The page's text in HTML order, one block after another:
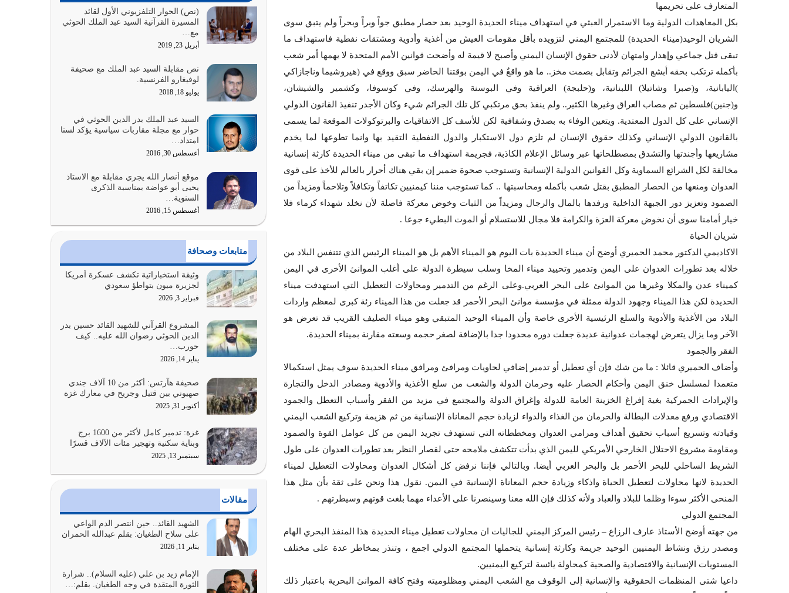
المتعارف على تحريمها
بكل المعاهدات الدولية وما الاستمرار العبثي في استهداف ميناء الحديدة الوحيد بعد حصار مطبق جواً وبراً وبحراً ولم يتبق سوى
الشريان الوحيد(ميناء الحديدة) للمجتمع اليمني لتزويده بأقل مقومات العيش من أغذية وأدوية ومشتقات نفطية فاستهداف ما
تبقى قتل جماعي وإهدار وامتهان لأدنى حقوق الإنسان اليمني وأصبح لا قيمة له وأضحت قوانين الأمم المتحدة لا يهمها أمر شعب
بأكمله ترتكب بحقه أبشع الجرائم وتقابل بصمت مخز.. ما هو واقعٌ في اليمن بوقتنا الحاضر سبق ووقع في (هيروشيما وناجازاكي
)اليابانية، و(صبرا وشاتيلا) اللبنانية، و(حلبجة) العراقية وفي البوسنة والهرسك، وفي كوسوفا، وكشمير والشيشان،
و(جنين)فلسطين ثم مصاب العراق وغيرها الكثير.. ولم ينفذ بحق مرتكبي كل تلك الجرائم شيء وكان الأجدر تنفيذ القانون الدولي
الإنساني على كل الدول المعتدية. ويتعين الوفاء به بصدق وشفافية لكن للأسف كل الاتفاقيات والبرتوكولات الموقعة لما يسمى
بالقانون الدولي الإنساني وكذلك حقوق الإنسان لم تلزم دول الاستكبار والدول النفطية التقيد بها وانما تطوعها لما يخدم
مشاريعها وأجندتها والتشدق بمصطلحاتها عبر وسائل الإعلام الكاذبة، فجريمة استهداف ما تبقى من ميناء الحديدة كارثة إنسانية
مخالفة لكل الشرائع السماوية وكل القوانين الدولية الإنسانية وتستوجب صحوة ضمير إن بقي هناك أحرار بالعالم للأخذ على قوى
العدوان ومنعها من الحصار المطبق بقتل شعب بأكمله ومحاسبتها .. كما تستوجب مننا كيمنيين تكاتفاً وتكافلاً وتلاحماً ومزيداً من
الصمود وتعزيز دور الجبهة الداخلية ورفدها بالمال والرجال ومزيداً من الثبات وخوض معركة فاصلة لأن نخلد شهداء كرماء فلا
خيار أمامنا سوى أن نخوض معركة العزة والكرامة فلا مجال للاستسلام أو الموت البطيء جوعا .
شريان الحياة
الاكاديمي الدكتور محمد الحميري أوضح أن ميناء الحديدة بات اليوم هو الميناء الأهم بل هو الميناء الرئيس الذي تتنفس البلاد من
خلاله بعد تطورات العدوان على اليمن وتدمير وتحييد ميناء المخا وسلب سيطرة الدولة على أغلب الموانئ الأخرى في اليمن
كميناء عدن والمكلا وغيرها من الموانئ على البحر العربي.وعلى الرغم من التدمير ومحاولات التعطيل التي استهدفت ميناء
الحديدة لكن هذا الميناء وجهود الدولة ممثلة في مؤسسة موانئ البحر الأحمر قد جعلت من هذا الميناء رئة كبرى لمعظم واردات
البلاد من الأغذية والأدوية والسلع الرئيسية الأخرى خاصة وأن الميناء الوحيد المتبقي وهو ميناء الصليف القريب قد تعرض هو
الآخر وما يزال يتعرض لهجمات عدوانية عديدة جعلت دوره محدودا جدا بالإضافة لصغر حجمه وسعته مقارنة بميناء الحديدة.
الفقر والجمود
وأضاف الحميري قائلا : ما من شك فإن أي تعطيل أو تدمير إضافي لحاويات ومرافئ ومرافق ميناء الحديدة سوف يمثل استكمالا
متعمدا لمسلسل خنق اليمن وأحكام الحصار عليه وحرمان الدولة والشعب من سلع الأغذية والأدوية ومصادر الدخل والتجارة
والإيرادات الجمركية بغية إفراغ الخزينة العامة للدولة وإغراق الدولة والمجتمع في مزيد من الفقر وأسباب التعطل والجمود
الاقتصادي ورفع معدلات البطالة والحرمان من الغذاء والدواء لزيادة حجم المعاناة الإنسانية من ثم هزيمة وتركيع الشعب اليمني
وقيادته وتسريع أسباب تحقيق أهداف ومرامي العدوان ومخططاته التي تستهدف تجريد اليمن من كل عوامل القوة والصمود
ومقاومة مشروع الاحتلال الخارجي الأمريكي لليمن الذي بدأت تتكشف ملامحه حتى لقصار النظر بعد تطورات العدوان على طول
الشريط الساحلي للبحر الأحمر بل والبحر العربي أيضا. وبالتالي فإننا نرفض كل أشكال العدوان ومحاولات التعطيل لميناء
الحديدة لانها محاولات لتعطيل الحياة واذكاء وزيادة حجم المعاناة الإنسانية في اليمن. نقول هذا ونحن على ثقة بأن مثل هذا
المنحى الأكثر سوءا وظلما للبلاد والعباد ولأنه كذلك فإن الله معنا وسينصرنا على الأعداء مهما بلغت قوتهم وسيطرتهم .
المجتمع الدولي
من جهته أوضح الأستاذ عارف الرزاع – رئيس المركز اليمني للجاليات ان محاولات تعطيل ميناء الحديدة هذا المنفذ البحري الهام
ومصدر رزق ونشاط اليمنيين الوحيد جريمة وكارثة إنسانية يتحملها المجتمع الدولي اجمع ، وتنذر بمخاطر عدة على مختلف
المستويات الإنسانية والاقتصادية والصحية كمحاولة يائسة لتركيع اليمنيين.
داعيا شتى المنظمات الحقوقية والإنسانية إلى الوقوف مع الشعب اليمني ومظلوميته وفتح كافة الموانئ البحرية باعتبار ذلك
السبب الرئيسي لشقاء الأمة الابتعاد عن كتاب الله
والتعدي لحدود الله بالإضافات للدين
أغسطس 1, 2026
أبرز أسباب الشقاء هو الإعراض عن ذكر الله وعن هدى
الله المتمثل في القرآن الكريم
يوليو 31, 2026
أولياء الشيطان كلما كانوا أكثر ولاءً وطاعة للشيطان
كلما كانوا أكثر ضعفاً
يوليو 30, 2026
والرزق والاستبشار والنجاة والخلود في…
يوليو 29, 2026
هل نحن من الصالحين؟ قيِّم نفسك هنا اترك القرآن
على أصله وأعرض نفسك، وأعرض ما لديك على…
يوليو 27, 2026
عندما يكون عدوك هو عدو الله معناه أن تكون نقاط
الضعف فيه كثيرة وسينصرك الله عليه إذا…
يوليو 26, 2026
أراد الله لهذه الأمة ان تكون خير امة أخرجت للناس
بالنهوض بالأمر بالمعروف والنهي عن…
يوليو 25, 2026
الدين الذي شرعه الله لا يجوز أن يخضع لآرائنا وأهوائنا
واجتهاداتنا لأننا سنختلف ونتفرق
يوليو 24, 2026
يجب أن نعود جميعاً الى القرآن وعندنا أخطاء جميعاً
لنعتصم بحبل الله جميعاً وليس كل…
يوليو 22, 2026
المُلك كله لله تعالى يؤتيه من يشاء وينزعه ممن يشاء
(نص) الحوار التلفزيوني الأول لقائد
المسيرة القرآنية السيد عبد الملك الحوثي
مع…
أبريل 23, 2019
نص مقابلة السيد عبد الملك مع صحيفة
لوفيغارو الفرنسية.
يوليو 18, 2018
السيد عبد الملك بدر الدين الحوثي في
حوار مع مجلة مقاربات سياسية يؤكد لسنا
امتداد…
أغسطس 30, 2016
موقع أنصار الله يجري مقابلة مع الاستاذ
يحيى أبو عواضة بمناسبة الذكرى
السنوية…
أغسطس 15, 2016
متابعات وصحافة
وثيقة استخباراتية تكشف عسكرة أمريكا
لجزيرة ميون بتواطؤ سعودي
فبراير 3, 2026
المشروع القرآني للشهيد القائد حسين بدر
الدين الحوثي رضوان الله عليه.. كيف
حورب…
يناير 14, 2026
صحيفة هآرتس: أكثر من 10 آلاف جندي
صهيوني بين قتيل وجريح في معارك غزة
أكتوبر 31, 2025
غزة: تدمير كامل لأكثر من 1600 برج
وبناية سكنية وتهجير مئات الآلاف قسرًا
سبتمبر 13, 2025
مقالات
الشهيد القائد.. حين انتصر الدم الواعي
على سلاح الطغيان: بقلم عبدالله الحمران
يناير 11, 2026
الإمام زيد بن علي (عليه السلام).. شرارة
الثورة المتقدة في وجه الطغيان. بقلم:…